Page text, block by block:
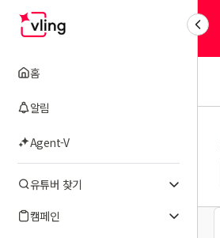
홈
알림
Agent-V
유튜버 찾기
캠페인